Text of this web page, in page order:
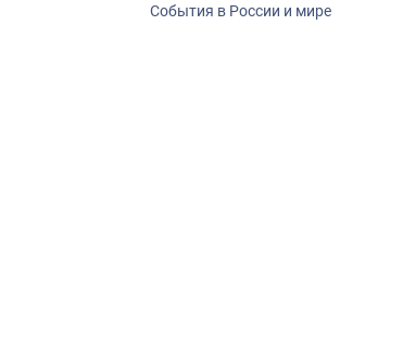
События в России и мире